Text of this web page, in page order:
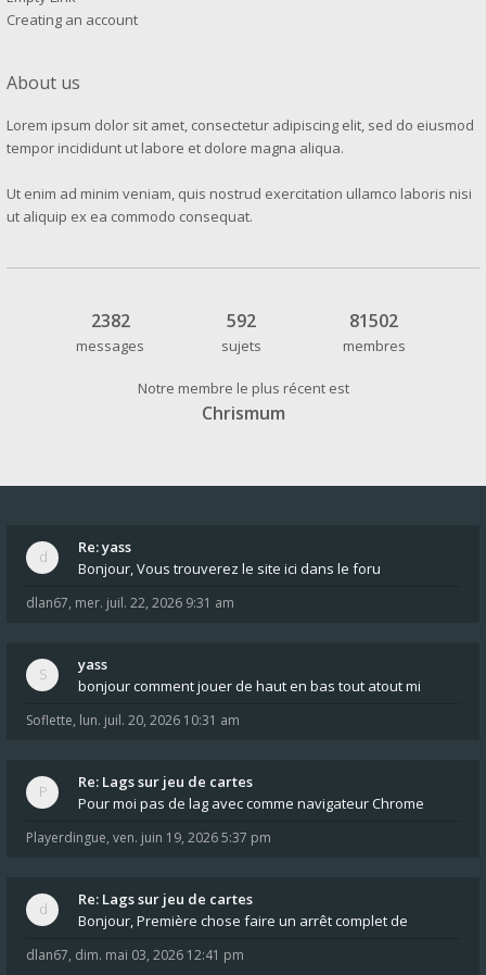
Creating an account
About us
Lorem ipsum dolor sit amet, consectetur adipiscing elit, sed do eiusmod
tempor incididunt ut labore et dolore magna aliqua.
Ut enim ad minim veniam, quis nostrud exercitation ullamco laboris nisi
ut aliquip ex ea commodo consequat.
2382
messages
592
sujets
81502
membres
Notre membre le plus récent est
Chrismum
Re: yass
Bonjour, Vous trouverez le site ici dans le foru
dlan67, mer. juil. 22, 2026 9:31 am
yass
bonjour comment jouer de haut en bas tout atout mi
Soflette, lun. juil. 20, 2026 10:31 am
Re: Lags sur jeu de cartes
Pour moi pas de lag avec comme navigateur Chrome
Playerdingue, ven. juin 19, 2026 5:37 pm
Re: Lags sur jeu de cartes
Bonjour, Première chose faire un arrêt complet de
dlan67, dim. mai 03, 2026 12:41 pm